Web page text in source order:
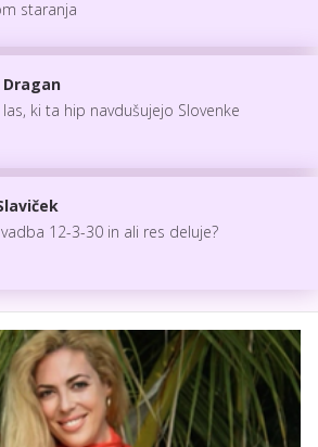
staranja
Dragan
las, ki ta hip navdušujejo Slovenke
12-3-30 in ali res deluje?